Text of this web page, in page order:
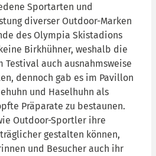
Sportarten und
diverser Outdoor-Marken
des Olympia Skistadions
Birkhühner, weshalb die
Testival auch ausnahmsweise
dennoch gab es im Pavillon
und Haselhuhn als
Präparate zu bestaunen.
Outdoor-Sportler ihre
gestalten können,
und Besucher auch ihr